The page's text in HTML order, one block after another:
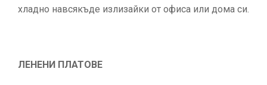
хладно навсякъде излизайки от офиса или дома си.
ЛЕНЕНИ ПЛАТОВЕ